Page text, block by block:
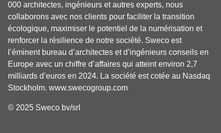
000 architectes, ingénieurs et autres experts, nous
collaborons avec nos clients pour faciliter la transition
écologique, maximiser le potentiel de la numérisation et
renforcer la résilience de notre société. Sweco est
l’éminent bureau d’architectes et d’ingénieurs conseils en
Europe avec un chiffre d’affaires qui atteint environ 2,7
milliards d’euros en 2024. La société est cotée au Nasdaq
Stockholm. www.swecogroup.com
© 2025 Sweco bv/srl